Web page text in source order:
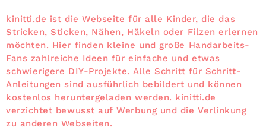
kinitti.de ist die Webseite für alle Kinder, die das
Stricken, Sticken, Nähen, Häkeln oder Filzen erlernen
möchten. Hier finden kleine und große Handarbeits-
Fans zahlreiche Ideen für einfache und etwas
schwierigere DIY-Projekte. Alle Schritt für Schritt-
Anleitungen sind ausführlich bebildert und können
kostenlos heruntergeladen werden. kinitti.de
verzichtet bewusst auf Werbung und die Verlinkung
zu anderen Webseiten.